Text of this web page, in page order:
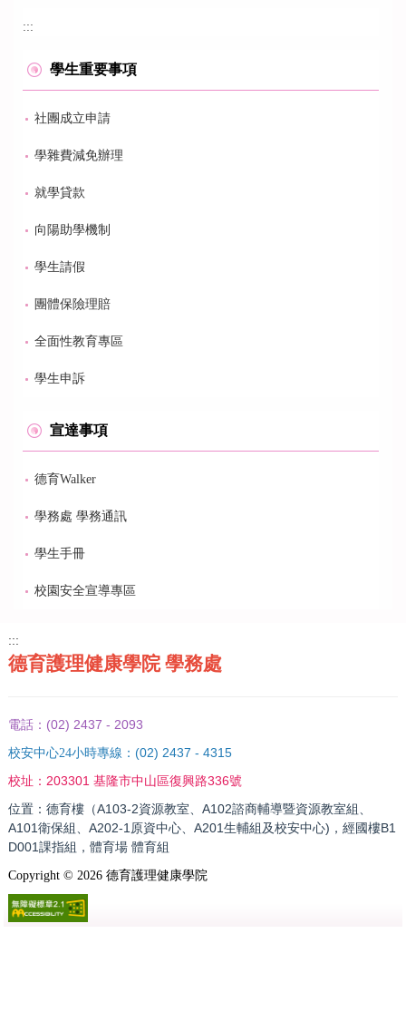
:::
學生重要事項
社團成立申請
學雜費減免辦理
就學貸款
向陽助學機制
學生請假
團體保險理賠
全面性教育專區
學生申訴
宣達事項
德育Walker
學務處 學務通訊
學生手冊
校園安全宣導專區
:::
德育護理健康學院 學務處
電話： (02) 2437 - 2093
校安中心24小時專線： (02) 2437 - 4315
校址： 203301 基隆市中山區復興路336號
位置：德育樓（A103-2資源教室、A102諮商輔導暨資源教室組、
A101衛保組、A202-1原資中心、A201生輔組及校安中心)，經國樓B1
D001課指組，體育場 體育組
Copyright © 2026德育護理健康學院